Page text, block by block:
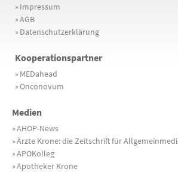
»Impressum
»AGB
»Datenschutzerklärung
Kooperationspartner
»MEDahead
»Onconovum
Medien
»AHOP-News
»Ärzte Krone: die Zeitschrift für
»APOKolleg
»Apotheker Krone